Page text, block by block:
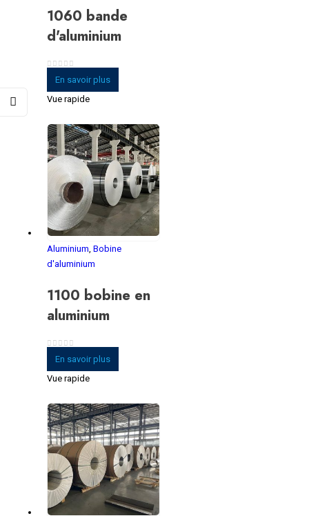
1060 bande
d'aluminium
sur 5
En savoir plus
Vue rapide
Aluminium, Bobine
d'aluminium
1100 bobine en
aluminium
sur 5
En savoir plus
Vue rapide